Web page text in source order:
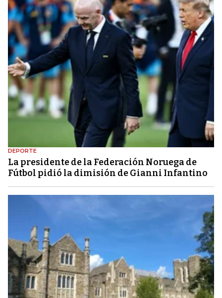
DEPORTE
La presidente de la Federación Noruega de
Fútbol pidió la dimisión de Gianni Infantino